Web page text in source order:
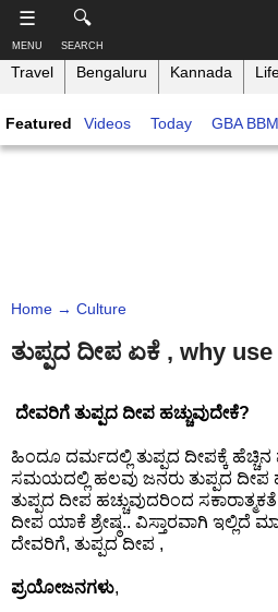
☰
MENU
🔍
SEARCH
T
n
a
o
e
🏠 Home
🏛 City Connect
b
s
o
o
n
F
a
c
b
a
r
g
Share
Faceboo
k
Twitter X
WhatsAp
Travel Bengaluru Kannada
Featured Videos Today GBA
Home → Culture
ತುಪ್ಪದ ದೀಪ ಏಕೆ , why
ದೇವರಿಗೆ ತುಪ್ಪದ ದೀಪ ಹಚ್ಚುವುದೇಕೆ?
ಹಿಂದೂ ದರ್ಮದಲ್ಲಿ ತುಪ್ಪದ ದೀಪಕ್ಕೆ ಹೆಚ್ಚಿನ
ಸಮಯದಲ್ಲಿ ಹಲವು ಜನರು ತುಪ್ಪದ ದೀಪ
ತುಪ್ಪದ ದೀಪ ಹಚ್ಚುವುದರಿಂದ
ದೀಪ ಯಾಕೆ ಶ್ರೇಷ್ಠ.. ವಿಸ್ತಾರವಾಗಿ ಇಲ್ಲಿದೆ
ದೇವರಿಗೆ, ತುಪ್ಪದ ದೀಪ ,
ಪ್ರಯೋಜನಗಳು,